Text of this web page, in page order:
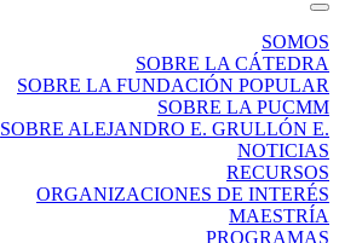
SOMOS
SOBRE LA CÁTEDRA
SOBRE LA FUNDACIÓN POPULAR
SOBRE LA PUCMM
SOBRE ALEJANDRO E. GRULLÓN E.
NOTICIAS
RECURSOS
ORGANIZACIONES DE INTERÉS
MAESTRÍA
PROGRAMAS